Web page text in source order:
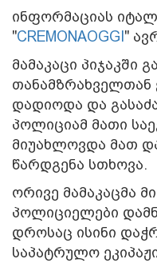
ინფორმაციას
"CREMONAOGGI "
მამაკაცი პიჯაკში
თანამზრახველთან
დადიოდა და
პოლიციამ მათი
მიუახლოვდა მათ
წარდგენა სთხოვა.
ორივე მამაკაცმა
პოლიციელები
დროსაც ისინი
საპატრულო